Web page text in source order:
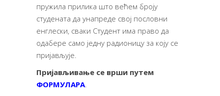
пружила прилика што већем броју
студената да унапреде свој пословни
енглески, сваки Студент има право да
одабере само једну радионицу за коју се
пријављује.
Пријављивање се врши путем
ФОРМУЛАРА.